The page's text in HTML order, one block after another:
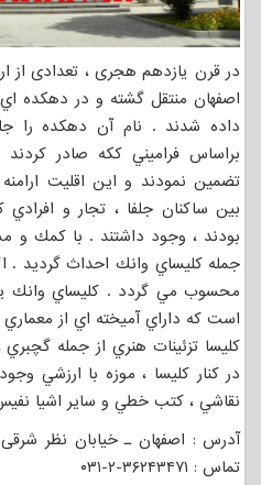
در قرن یازدهم هجری ، تعدادی از
اصفهان منتقل گشته و در دهکده
داده شدند . نام آن دهكده را
براساس فراميني ككه صادر كردند
تضمين نمودند و اين اقليت
بين ساكنان جلفا ، تجار و
بودند ، وجود داشتند . با كمك و
جمله كليساي وانك احداث گرديد .
محسوب مي گردد . كليساي وانك
است كه داراي آميخته اي از
كليسا تزئينات هنري از جمله
در كنار كليسا ، موزه با ارزشي
نقاشي ، كتب خطي و ساير اشيا
آدرس : اصفهان ـ خیابان نظر
تماس : ۳۶۲۴۳۴۷۱-۲-۰۳۱